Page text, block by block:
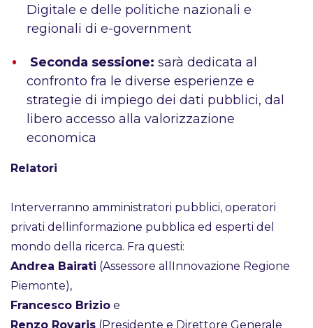
Digitale e delle politiche nazionali e
regionali di e-government
Seconda sessione: sarà dedicata al
confronto fra le diverse esperienze e
strategie di impiego dei dati pubblici, dal
libero accesso alla valorizzazione
economica
Relatori
Interverranno amministratori pubblici, operatori
privati dellinformazione pubblica ed esperti del
mondo della ricerca. Fra questi:
Andrea Bairati (Assessore allInnovazione Regione
Piemonte),
Francesco Brizio e
Renzo Rovaris (Presidente e Direttore Generale